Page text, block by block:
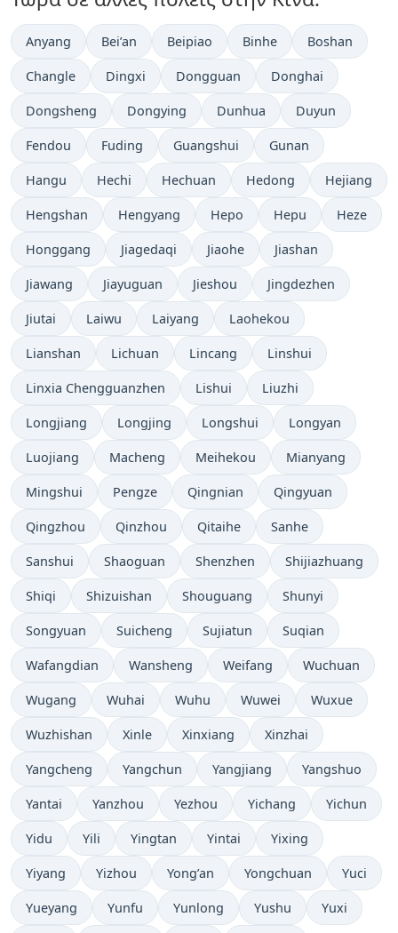
Anyang Bei’an Beipiao Binhe Boshan
Changle Dingxi Dongguan Donghai
Dongsheng Dongying Dunhua Duyun
Fendou Fuding Guangshui Gunan
Hangu Hechi Hechuan Hedong Hejiang
Hengshan Hengyang Hepo Hepu Heze
Honggang Jiagedaqi Jiaohe Jiashan
Jiawang Jiayuguan Jieshou Jingdezhen
Jiutai Laiwu Laiyang Laohekou
Lianshan Lichuan Lincang Linshui
Linxia Chengguanzhen Lishui Liuzhi
Longjiang Longjing Longshui Longyan
Luojiang Macheng Meihekou Mianyang
Mingshui Pengze Qingnian Qingyuan
Qingzhou Qinzhou Qitaihe Sanhe
Sanshui Shaoguan Shenzhen Shijiazhuang
Shiqi Shizuishan Shouguang Shunyi
Songyuan Suicheng Sujiatun Suqian
Wafangdian Wansheng Weifang Wuchuan
Wugang Wuhai Wuhu Wuwei Wuxue
Wuzhishan Xinle Xinxiang Xinzhai
Yangcheng Yangchun Yangjiang Yangshuo
Yantai Yanzhou Yezhou Yichang Yichun
Yidu Yili Yingtan Yintai Yixing
Yiyang Yizhou Yong’an Yongchuan Yuci
Yueyang Yunfu Yunlong Yushu Yuxi